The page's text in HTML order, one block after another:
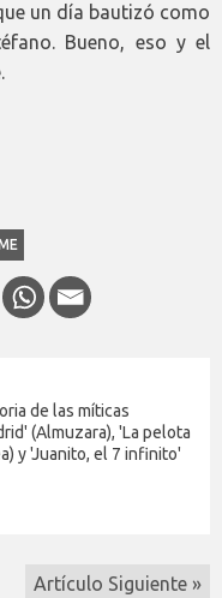
un día bautizó como
Bueno, eso y el
de las míticas
(Almuzara), 'La pelota
y 'Juanito, el 7 infinito'
Artículo Siguiente »